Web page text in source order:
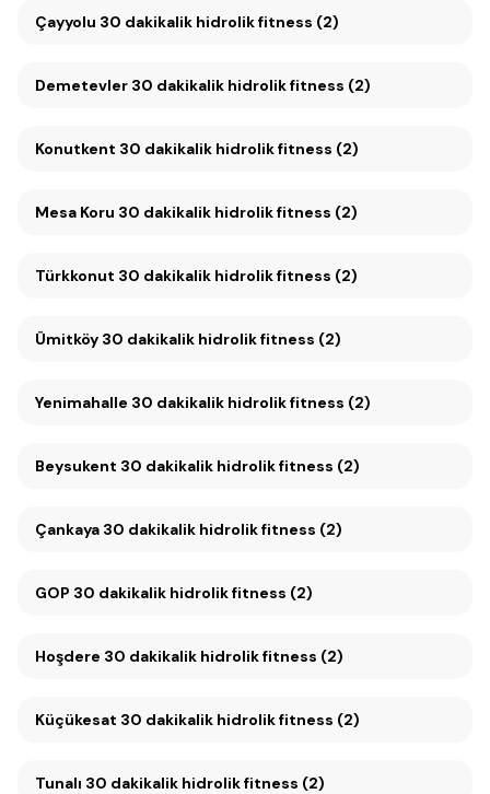
Çayyolu 30 dakikalik hidrolik fitness (2)
Demetevler 30 dakikalik hidrolik fitness (2)
Konutkent 30 dakikalik hidrolik fitness (2)
Mesa Koru 30 dakikalik hidrolik fitness (2)
Türkkonut 30 dakikalik hidrolik fitness (2)
Ümitköy 30 dakikalik hidrolik fitness (2)
Yenimahalle 30 dakikalik hidrolik fitness (2)
Beysukent 30 dakikalik hidrolik fitness (2)
Çankaya 30 dakikalik hidrolik fitness (2)
GOP 30 dakikalik hidrolik fitness (2)
Hoşdere 30 dakikalik hidrolik fitness (2)
Küçükesat 30 dakikalik hidrolik fitness (2)
Tunalı 30 dakikalik hidrolik fitness (2)